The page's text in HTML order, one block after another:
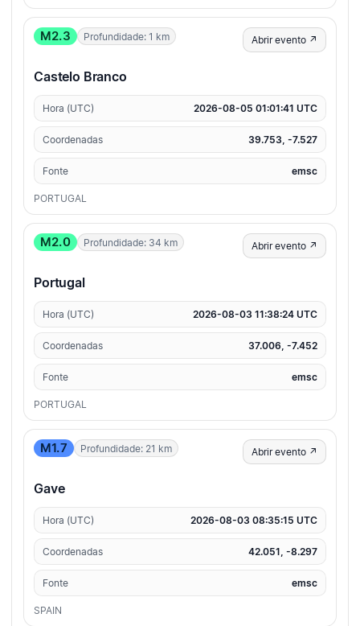
M2.3 Profundidade: 1 km Abrir evento ↗
Castelo Branco
Hora (UTC) 2026-08-05 01:01:41 UTC
Coordenadas 39.753, -7.527
Fonte emsc
PORTUGAL
M2.0 Profundidade: 34 km Abrir evento ↗
Portugal
Hora (UTC) 2026-08-03 11:38:24 UTC
Coordenadas 37.006, -7.452
Fonte emsc
PORTUGAL
M1.7 Profundidade: 21 km Abrir evento ↗
Gave
Hora (UTC) 2026-08-03 08:35:15 UTC
Coordenadas 42.051, -8.297
Fonte emsc
SPAIN